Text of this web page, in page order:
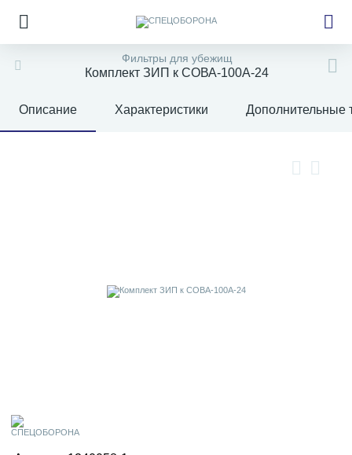
Фильтры для убежищ
Комплект ЗИП к СОВА-100А-24
Описание Характеристики Дополнительные